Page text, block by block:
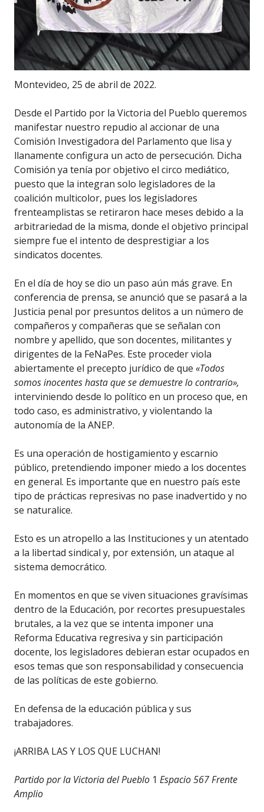
Montevideo, 25 de abril de 2022.
Desde el Partido por la Victoria del Pueblo queremos
manifestar nuestro repudio al accionar de una
Comisión Investigadora del Parlamento que lisa y
llanamente configura un acto de persecución. Dicha
Comisión ya tenía por objetivo el circo mediático,
puesto que la integran solo legisladores de la
coalición multicolor, pues los legisladores
frenteamplistas se retiraron hace meses debido a la
arbitrariedad de la misma, donde el objetivo principal
siempre fue el intento de desprestigiar a los
sindicatos docentes.
En el día de hoy se dio un paso aún más grave. En
conferencia de prensa, se anunció que se pasará a la
Justicia penal por presuntos delitos a un número de
compañeros y compañeras que se señalan con
nombre y apellido, que son docentes, militantes y
dirigentes de la FeNaPes. Este proceder viola
abiertamente el precepto jurídico de que «Todos
somos inocentes hasta que se demuestrelocontrario»,
interviniendo desde lo político en un proceso que, en
todo caso, es administrativo, y violentando la
autonomía de la ANEP.
Es una operación de hostigamiento y escarnio
público, pretendiendo imponer miedo a los docentes
en general. Es importante que en nuestro país este
tipo de prácticas represivas no pase inadvertido y no
se naturalice.
Esto es un atropello a las Instituciones y un atentado
a la libertad sindical y, por extensión, un ataque al
sistema democrático.
En momentos en que se viven situaciones gravísimas
dentro de la Educación, por recortes presupuestales
brutales, a la vez que se intenta imponer una
Reforma Educativa regresiva y sin participación
docente, los legisladores debieran estar ocupados en
esos temas que son responsabilidad y consecuencia
de las políticas de este gobierno.
En defensa de la educación pública y sus
trabajadores.
¡ARRIBA LAS Y LOS QUE LUCHAN!
Partidopor la Victoria delPueblo 1 Espacio567Frente
Amplio